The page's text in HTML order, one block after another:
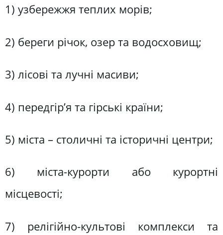
1) узбережжя теплих морів;
2) береги річок, озер та водосховищ;
3) лісові та лучні масиви;
4) передгір’я та гірські країни;
5) міста – столичні та історичні центри;
6) міста-курорти або курортні
місцевості;
7) релігійно-культові комплекси та